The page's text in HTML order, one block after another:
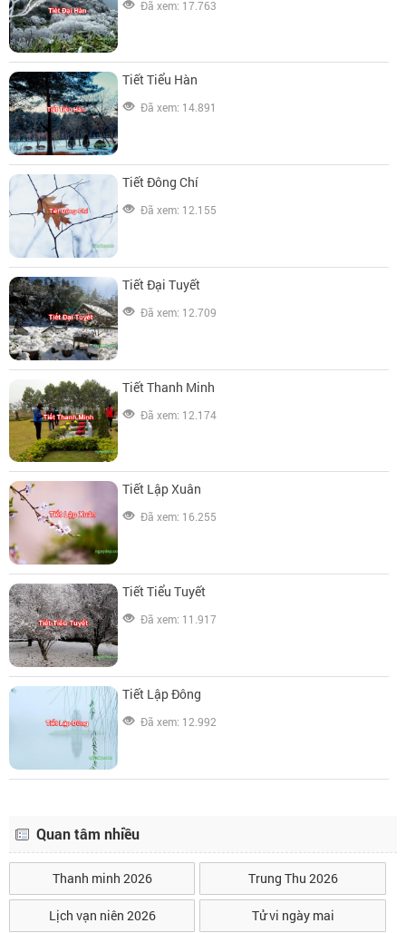
Đã xem: 17.763
Tiết Tiểu Hàn
Đã xem: 14.891
Tiết Đông Chí
Đã xem: 12.155
Tiết Đại Tuyết
Đã xem: 12.709
Tiết Thanh Minh
Đã xem: 12.174
Tiết Lập Xuân
Đã xem: 16.255
Tiết Tiểu Tuyết
Đã xem: 11.917
Tiết Lập Đông
Đã xem: 12.992
Quan tâm nhiều
Thanh minh 2026 Trung Thu 2026
Lịch vạn niên 2026 Tử vi ngày mai